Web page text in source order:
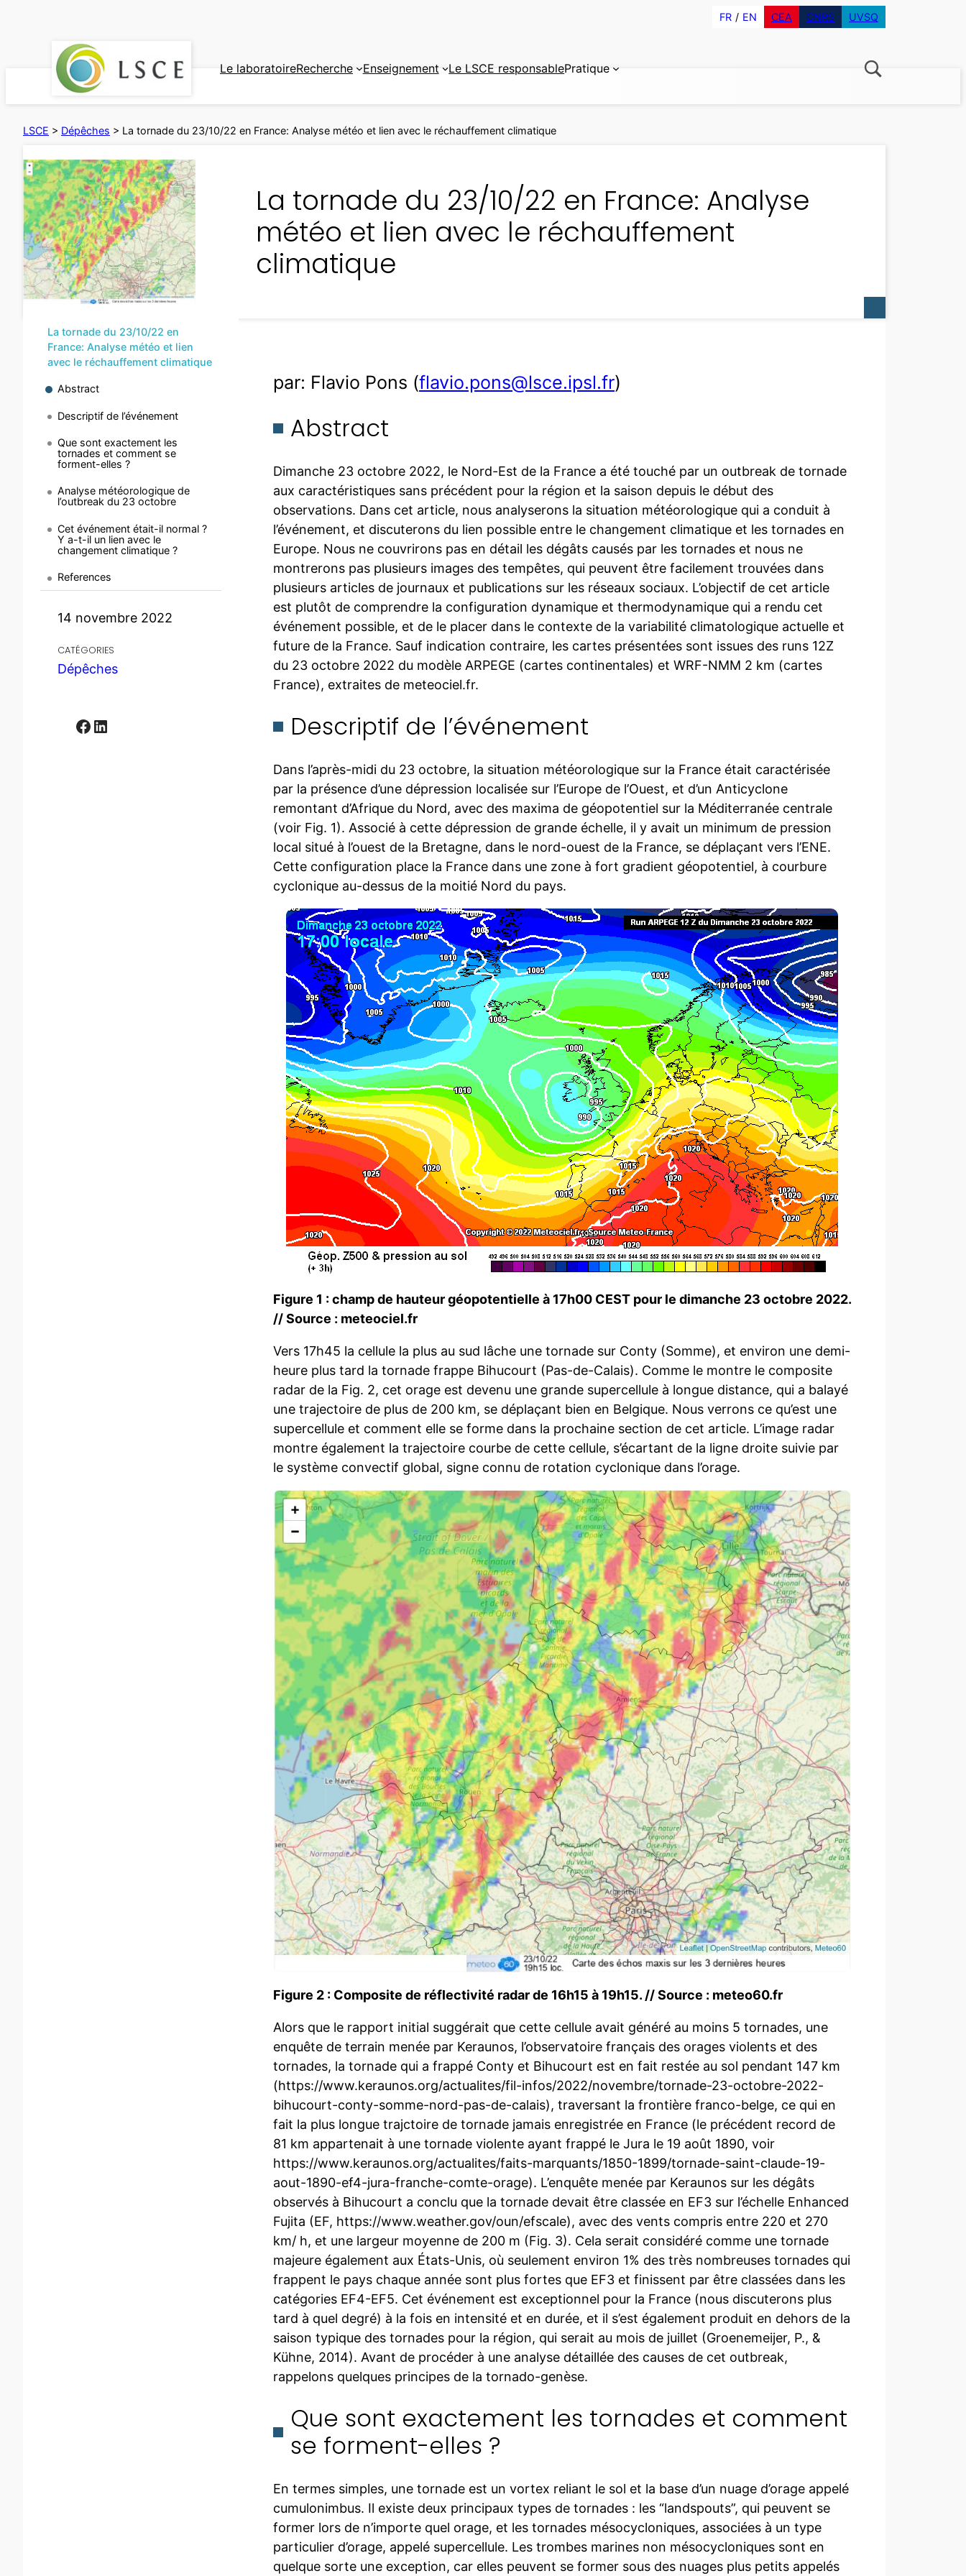
FR EN CEA CNRS UVSQ
Le laboratoireRecherche Enseignement Le LSCE responsablePratique
LSCE > Dépêches > La tornade du 23/10/22 en France: Analyse météo et lien avec le réchauffement climatique
La tornade du 23/10/22 en France: Analyse
météo et lien avec le réchauffement
climatique
La tornade du 23/10/22 en
France: Analyse météo et lien
avec le réchauffement climatique
Abstract
Descriptif de l’événement
Que sont exactement les
tornades et comment se
forment-elles ?
Analyse météorologique de
l’outbreak du 23 octobre
Cet événement était-il normal ?
Y a-t-il un lien avec le
changement climatique ?
References
14 novembre 2022
CATÉGORIES
Dépêches
Facebook LinkedIn
par: Flavio Pons (flavio.pons@lsce.ipsl.fr)
Abstract
Dimanche 23 octobre 2022, le Nord-Est de la France a été touché par un outbreak de tornade
aux caractéristiques sans précédent pour la région et la saison depuis le début des
observations. Dans cet article, nous analyserons la situation météorologique qui a conduit à
l’événement, et discuterons du lien possible entre le changement climatique et les tornades en
Europe. Nous ne couvrirons pas en détail les dégâts causés par les tornades et nous ne
montrerons pas plusieurs images des tempêtes, qui peuvent être facilement trouvées dans
plusieurs articles de journaux et publications sur les réseaux sociaux. L’objectif de cet article
est plutôt de comprendre la configuration dynamique et thermodynamique qui a rendu cet
événement possible, et de le placer dans le contexte de la variabilité climatologique actuelle et
future de la France. Sauf indication contraire, les cartes présentées sont issues des runs 12Z
du 23 octobre 2022 du modèle ARPEGE (cartes continentales) et WRF-NMM 2 km (cartes
France), extraites de meteociel.fr.
Descriptif de l’événement
Dans l’après-midi du 23 octobre, la situation météorologique sur la France était caractérisée
par la présence d’une dépression localisée sur l’Europe de l’Ouest, et d’un Anticyclone
remontant d’Afrique du Nord, avec des maxima de géopotentiel sur la Méditerranée centrale
(voir Fig. 1). Associé à cette dépression de grande échelle, il y avait un minimum de pression
local situé à l’ouest de la Bretagne, dans le nord-ouest de la France, se déplaçant vers l’ENE.
Cette configuration place la France dans une zone à fort gradient géopotentiel, à courbure
cyclonique au-dessus de la moitié Nord du pays.
Figure 1 : champ de hauteur géopotentielle à 17h00 CEST pour le dimanche 23 octobre 2022.
// Source : meteociel.fr
Vers 17h45 la cellule la plus au sud lâche une tornade sur Conty (Somme), et environ une demi-
heure plus tard la tornade frappe Bihucourt (Pas-de-Calais). Comme le montre le composite
radar de la Fig. 2, cet orage est devenu une grande supercellule à longue distance, qui a balayé
une trajectoire de plus de 200 km, se déplaçant bien en Belgique. Nous verrons ce qu’est une
supercellule et comment elle se forme dans la prochaine section de cet article. L’image radar
montre également la trajectoire courbe de cette cellule, s’écartant de la ligne droite suivie par
le système convectif global, signe connu de rotation cyclonique dans l’orage.
Figure 2 : Composite de réflectivité radar de 16h15 à 19h15. // Source : meteo60.fr
Alors que le rapport initial suggérait que cette cellule avait généré au moins 5 tornades, une
enquête de terrain menée par Keraunos, l’observatoire français des orages violents et des
tornades, la tornade qui a frappé Conty et Bihucourt est en fait restée au sol pendant 147 km
(https://www.keraunos.org/actualites/fil-infos/2022/novembre/tornade-23-octobre-2022-
bihucourt-conty-somme-nord-pas-de-calais), traversant la frontière franco-belge, ce qui en
fait la plus longue trajctoire de tornade jamais enregistrée en France (le précédent record de
81 km appartenait à une tornade violente ayant frappé le Jura le 19 août 1890, voir
https://www.keraunos.org/actualites/faits-marquants/1850-1899/tornade-saint-claude-19-
aout-1890-ef4-jura-franche-comte-orage). L’enquête menée par Keraunos sur les dégâts
observés à Bihucourt a conclu que la tornade devait être classée en EF3 sur l’échelle Enhanced
Fujita (EF, https://www.weather.gov/oun/efscale), avec des vents compris entre 220 et 270
km/ h, et une largeur moyenne de 200 m (Fig. 3). Cela serait considéré comme une tornade
majeure également aux États-Unis, où seulement environ 1% des très nombreuses tornades qui
frappent le pays chaque année sont plus fortes que EF3 et finissent par être classées dans les
catégories EF4-EF5. Cet événement est exceptionnel pour la France (nous discuterons plus
tard à quel degré) à la fois en intensité et en durée, et il s’est également produit en dehors de la
saison typique des tornades pour la région, qui serait au mois de juillet (Groenemeijer, P., &
Kühne, 2014). Avant de procéder à une analyse détaillée des causes de cet outbreak,
rappelons quelques principes de la tornado-genèse.
Que sont exactement les tornades et comment
se forment-elles ?
En termes simples, une tornade est un vortex reliant le sol et la base d’un nuage d’orage appelé
cumulonimbus. Il existe deux principaux types de tornades : les “landspouts”, qui peuvent se
former lors de n’importe quel orage, et les tornades mésocycloniques, associées à un type
particulier d’orage, appelé supercellule. Les trombes marines non mésocycloniques sont en
quelque sorte une exception, car elles peuvent se former sous des nuages plus petits appelés